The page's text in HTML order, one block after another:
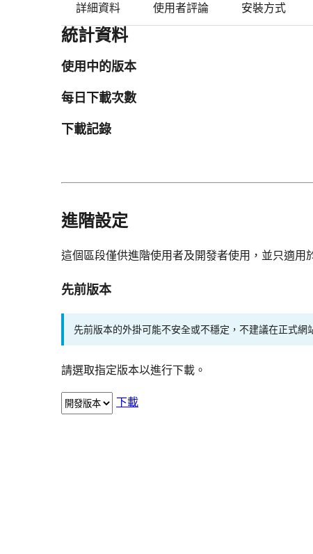
詳細資料 使用者評論 安裝方式
統計資料
使用中的版本
每日下載次數
下載記錄
進階設定
這個區段僅供進階使用者及開發者使用，並只適用
先前版本
先前版本的外掛可能不安全或不穩定，不建議在正式網
請選取指定版本以進行下載。
下載